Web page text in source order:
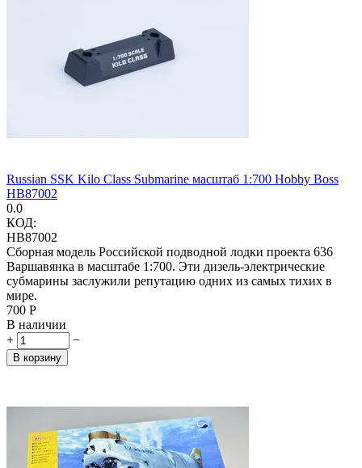
Russian SSK Kilo Class Submarine масштаб 1:700 Hobby Boss
HB87002
0.0
КОД:
HB87002
Сборная модель Российской подводной лодки проекта 636
Варшавянка в масштабе 1:700. Эти дизель-электрические
субмарины заслужили репутацию одних из самых тихих в
мире.
‍700‍ Р
В наличии
+
−
В корзину